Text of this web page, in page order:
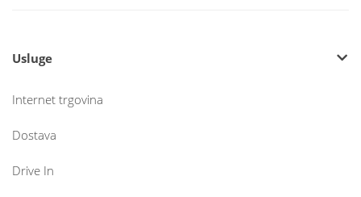
Usluge
Internet trgovina
Dostava
Drive In